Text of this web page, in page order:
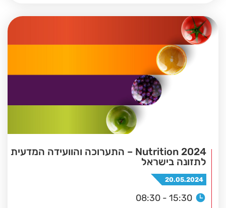
Nutrition 2024 – התערוכה והוועידה המדעית
לתזונה בישראל
20.05.2024
08:30 - 15:30